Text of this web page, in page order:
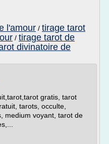
l'amour / tirage tarot
/ tirage tarot de
divinatoire de
gratis, tarot
tarots, occulte,
medium voyant, tarot de